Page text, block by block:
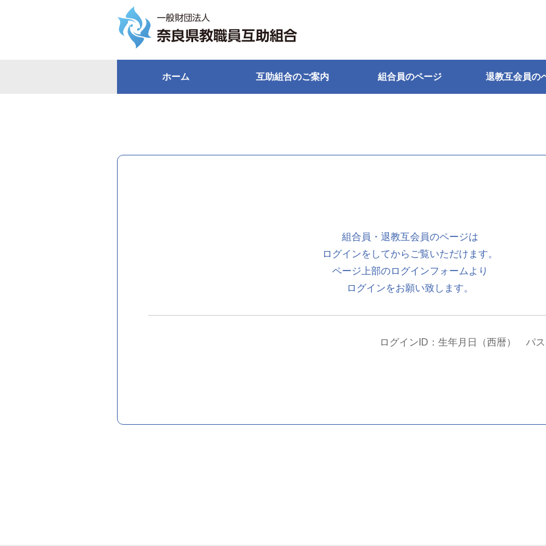
ホーム 互助組合のご案内 組合員のページ 退教互会員の
組合員・退教互会員のページは
ログインをしてからご覧いただけます。
ページ上部のログインフォームより
ログインをお願い致します。
ログインID：生年月日（西暦） パ